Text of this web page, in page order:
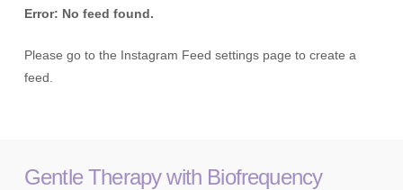
Error: No feed found.
Please go to the Instagram Feed settings page to create a
feed.
Gentle Therapy with Biofrequency